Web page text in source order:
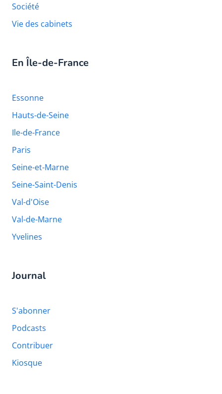
Société
Vie des cabinets
En Île-de-France
Essonne
Hauts-de-Seine
Ile-de-France
Paris
Seine-et-Marne
Seine-Saint-Denis
Val-d'Oise
Val-de-Marne
Yvelines
Journal
S'abonner
Podcasts
Contribuer
Kiosque